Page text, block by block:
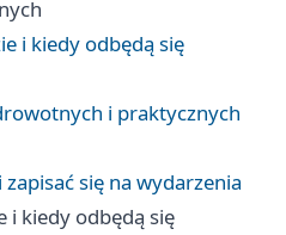
i kiedy odbędą się
i praktycznych
zapisać się na wydarzenia
i kiedy odbędą się